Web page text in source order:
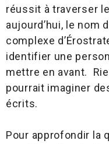
réussit à traverser
aujourd’hui, le nom
complexe
identifier une
mettre en avant.
pourrait imaginer
écrits.
Pour approfondir la